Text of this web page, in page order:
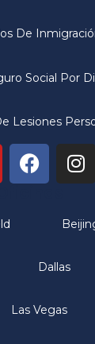
De
Social Por
Lesiones
Dallas
Las Vegas